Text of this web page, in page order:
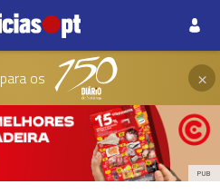
para os ×
PUB